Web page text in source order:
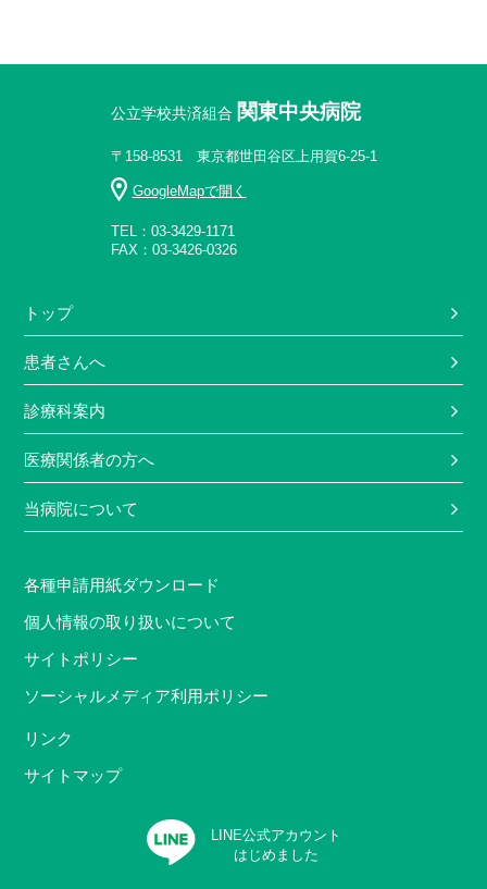
公立学校共済組合 関東中央病院
〒158-8531 東京都世田谷区上用賀6-25-1
GoogleMapで開く
TEL：03-3429-1171
FAX：03-3426-0326
トップ
患者さんへ
診療科案内
医療関係者の方へ
当病院について
各種申請用紙ダウンロード
個人情報の取り扱いについて
サイトポリシー
ソーシャルメディア利用ポリシー
リンク
サイトマップ
LINE公式アカウント
はじめました